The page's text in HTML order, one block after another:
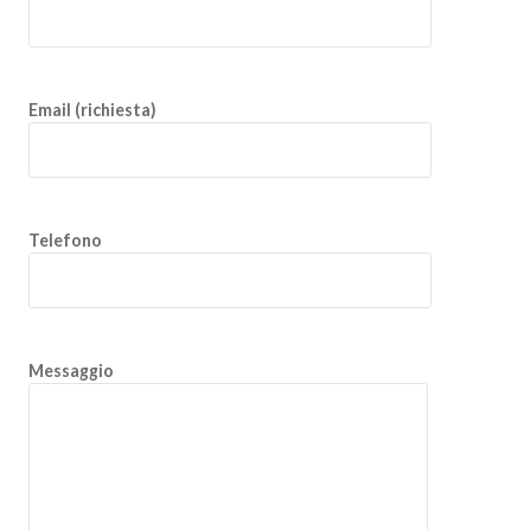
Email (richiesta)
Telefono
Messaggio